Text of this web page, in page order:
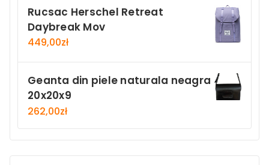
Rucsac Herschel Retreat
Daybreak Mov
449,00zł
Geanta din piele naturala neagra
20x20x9
262,00zł